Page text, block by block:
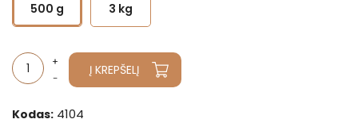
500 g 3 kg
Į KREPŠELĮ
Kodas: 4104